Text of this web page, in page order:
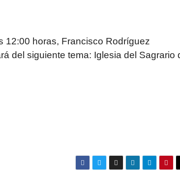
12:00 horas, Francisco Rodríguez
del siguiente tema: Iglesia del Sagrario